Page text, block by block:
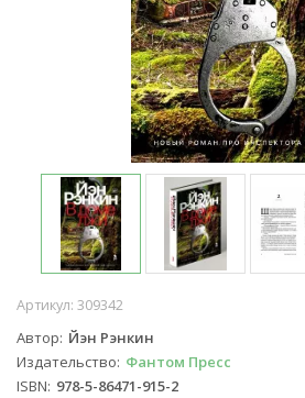
Артикул: 309342
Автор Йэн Рэнкин
Издательство Фантом Пресс
ISBN 978-5-86471-915-2